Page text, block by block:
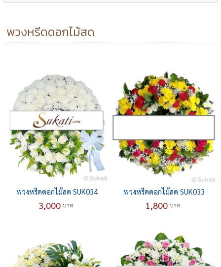
พวงหรีดดอกไม้สด
พวงหรีดดอกไม้สด SUK034
3,000 บาท
พวงหรีดดอกไม้สด SUK033
1,800 บาท